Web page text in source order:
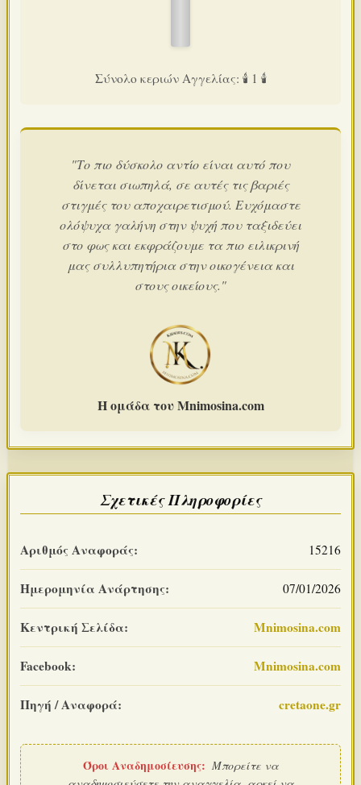
Σύνολο κεριών Αγγελίας: 🕯️ 1 🕯️
"Το πιο δύσκολο αντίο είναι αυτό που
δίνεται σιωπηλά, σε αυτές τις βαριές
στιγμές του αποχαιρετισμού. Ευχόμαστε
ολόψυχα γαλήνη στην ψυχή που ταξιδεύει
στο φως και εκφράζουμε τα πιο ειλικρινή
μας συλλυπητήρια στην οικογένεια και
στους οικείους."
Η ομάδα του Mnimosina.com
Σχετικές Πληροφορίες
Αριθμός Αναφοράς: 15216
Ημερομηνία Ανάρτησης: 07/01/2026
Κεντρική Σελίδα: Mnimosina.com
Facebook: Mnimosina.com
Πηγή / Αναφορά: cretaone.gr
Όροι Αναδημοσίευσης: Μπορείτε να